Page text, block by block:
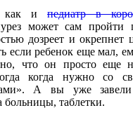
как и педиатр в
может сам
дозреет и окрепнет
если ребенок еще мал,
что он просто еще
когда нужно со
А вы уже завели
больницы, таблетки.